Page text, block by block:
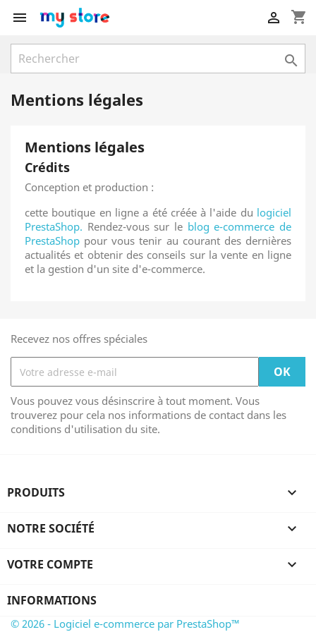
 shopping_cart


Mentions légales
Mentions légales
Crédits
Conception et production :
cette boutique en ligne a été créée à l'aide du logiciel
PrestaShop. Rendez-vous sur le blog e-commerce de
PrestaShop pour vous tenir au courant des dernières
actualités et obtenir des conseils sur la vente en ligne
et la gestion d'un site d'e-commerce.
Recevez nos offres spéciales
Vous pouvez vous désinscrire à tout moment. Vous
trouverez pour cela nos informations de contact dans les
conditions d'utilisation du site.
PRODUITS 
NOTRE SOCIÉTÉ 
VOTRE COMPTE 
INFORMATIONS
© 2026 - Logiciel e-commerce par PrestaShop™